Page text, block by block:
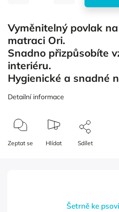
Vyměnitelný povlak
matraci Ori.
Snadno přizpůsobíte
interiéru.
Hygienické a snadné
Detailní informace
Zeptat se Hlídat Sdílet
Šetrně ke